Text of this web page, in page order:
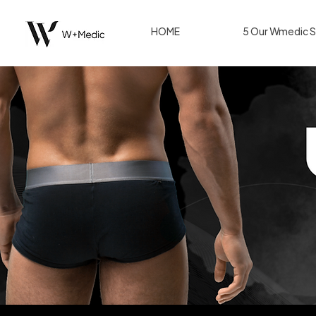
HOME 5 Our Wmedic